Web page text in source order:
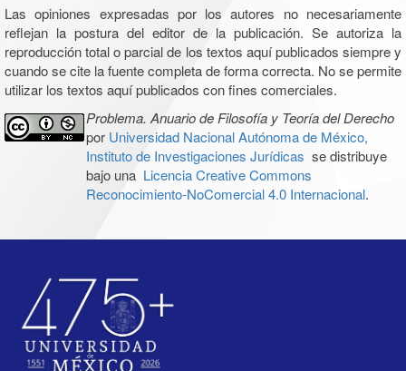
Las opiniones expresadas por los autores no necesariamente
reflejan la postura del editor de la publicación. Se autoriza la
reproducción total o parcial de los textos aquí publicados siempre y
cuando se cite la fuente completa de forma correcta. No se permite
utilizar los textos aquí publicados con fines comerciales.
Problema. Anuario de Filosofía y Teoría del Derecho
por Universidad Nacional Autónoma de México,
Instituto de Investigaciones Jurídicas se distribuye
bajo una Licencia Creative Commons
Reconocimiento-NoComercial 4.0 Internacional.